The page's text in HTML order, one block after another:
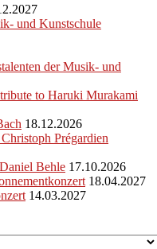
und Kunstschule
der Musik- und
to Haruki Murakami
18.12.2026
Prégardien
Behle 17.10.2026
18.04.2027
14.03.2027